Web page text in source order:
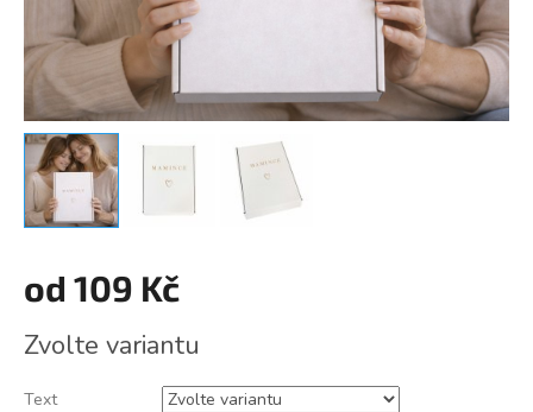
od 109 Kč
cena:
Zvolte variantu
Text